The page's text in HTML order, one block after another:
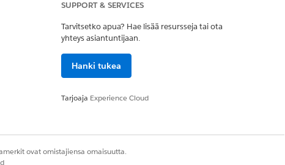
tarkasteluoikeus
SUPPORT & SERVICES
Tarvitsetko apua? Hae lisää resursseja tai ota
yhteys asiantuntijaan.
Hanki tukea
Tarjoaja Experience Cloud
ovat omistajiensa omaisuutta.